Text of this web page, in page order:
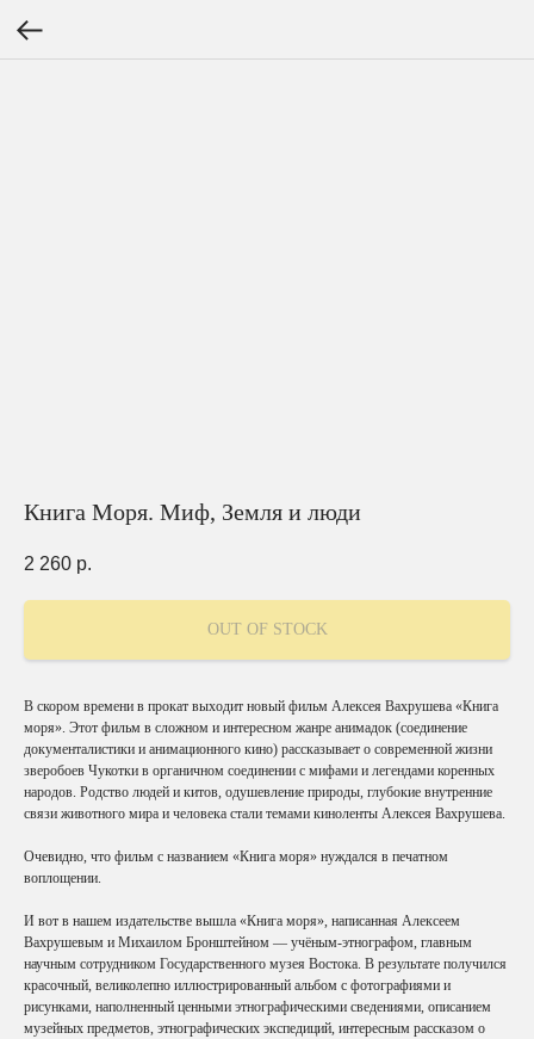
Книга Моря. Миф, Земля и люди
2 260 р.
OUT OF STOCK
В скором времени в прокат выходит новый фильм Алексея Вахрушева «Книга
моря». Этот фильм в сложном и интересном жанре анимадок (соединение
документалистики и анимационного кино) рассказывает о современной жизни
зверобоев Чукотки в органичном соединении с мифами и легендами коренных
народов. Родство людей и китов, одушевление природы, глубокие внутренние
связи животного мира и человека стали темами киноленты Алексея Вахрушева.
Очевидно, что фильм с названием «Книга моря» нуждался в печатном
воплощении.
И вот в нашем издательстве вышла «Книга моря», написанная Алексеем
Вахрушевым и Михаилом Бронштейном — учёным-этнографом, главным
научным сотрудником Государственного музея Востока. В результате получился
красочный, великолепно иллюстрированный альбом с фотографиями и
рисунками, наполненный ценными этнографическими сведениями, описанием
музейных предметов, этнографических экспедиций, интересным рассказом о